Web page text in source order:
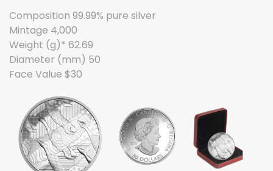
Composition 99.99% pure silver
Mintage 4,000
Weight (g)* 62.69
Diameter (mm) 50
Face Value $30